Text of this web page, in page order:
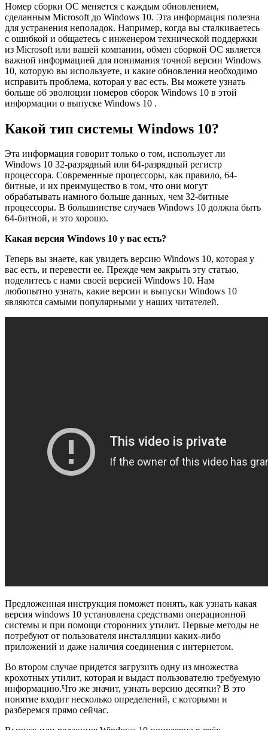
Номер сборки ОС меняется с каждым обновлением,
сделанным Microsoft до Windows 10. Эта информация полезна
для устранения неполадок. Например, когда вы сталкиваетесь
с ошибкой и общаетесь с инженером технической поддержки
из Microsoft или вашей компании, обмен сборкой ОС является
важной информацией для понимания точной версии Windows
10, которую вы используете, и какие обновления необходимо
исправить проблема, которая у вас есть. Вы можете узнать
больше об эволюции номеров сборок Windows 10 в этой
информации о выпуске Windows 10 .
Какой тип системы Windows 10?
Эта информация говорит только о том, использует ли
Windows 10 32-разрядный или 64-разрядный регистр
процессора. Современные процессоры, как правило, 64-
битные, и их преимущество в том, что они могут
обрабатывать намного больше данных, чем 32-битные
процессоры. В большинстве случаев Windows 10 должна быть
64-битной, и это хорошо.
Какая версия Windows 10 у вас есть?
Теперь вы знаете, как увидеть версию Windows 10, которая у
вас есть, и перевести ее. Прежде чем закрыть эту статью,
поделитесь с нами своей версией Windows 10. Нам
любопытно узнать, какие версии и выпуски Windows 10
являются самыми популярными у наших читателей.
Предложенная инструкция поможет понять, как узнать какая
версия windows 10 установлена средствами операционной
системы и при помощи сторонних утилит. Первые методы не
потребуют от пользователя инсталляции каких-либо
приложений и даже наличия соединения с интернетом.
Во втором случае придется загрузить одну из множества
крохотных утилит, которая и выдаст пользователю требуемую
информацию.Что же значит, узнать версию десятки? В это
понятие входит несколько определений, с которыми и
разберемся прямо сейчас.